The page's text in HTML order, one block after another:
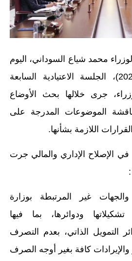
اخبار العراق
الاخبار السياسية
الاخبار الامنية
الاخبار الاقتصادية
الاخبار الرياضية
المدارس
المرحلة المتوسطة
المرحلة الاعدادية
اسئلة وزارية
محمد شياع السوداني، اليوم
الثلاثاء (16 أيلول 2025)، الجلسة الاعتيادية السابعة
جرى خلالها بحث الأوضاع
الموضوعات المدرجة على
اللازمة بشأنها.
الإصلاح الإداري والمالي جرت
غير المرتبطة بوزارة
ودوائرها، بما فيها
التمويل الذاتي، بعدم التصرف
والإيرادات كافة بغير أوجه الصرف